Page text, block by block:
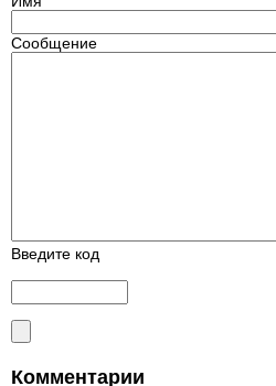
Сообщение
Введите код
Комментарии